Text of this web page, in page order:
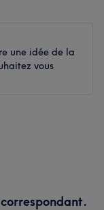
une idée de la
vous